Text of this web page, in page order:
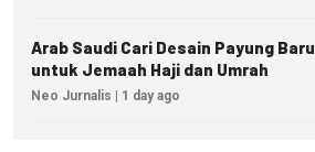
Arab Saudi Cari Desain Payung Baru
untuk Jemaah Haji dan Umrah
Neo Jurnalis | 1 day ago